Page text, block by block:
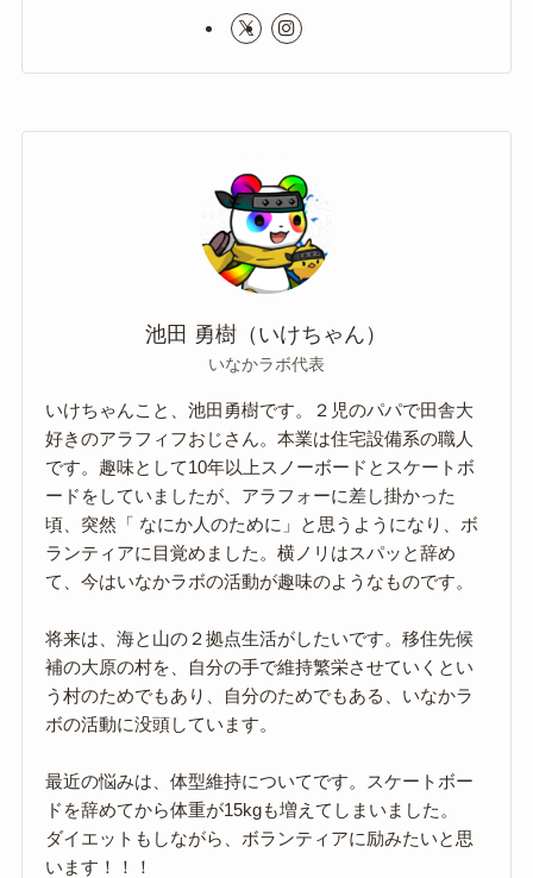
池田 勇樹（いけちゃん）
いなかラボ代表
いけちゃんこと、池田勇樹です。２児のパパで田舎大
好きのアラフィフおじさん。本業は住宅設備系の職人
です。趣味として10年以上スノーボードとスケートボ
ードをしていましたが、アラフォーに差し掛かった
頃、突然「 なにか人のために」と思うようになり、ボ
ランティアに目覚めました。横ノリはスパッと辞め
て、今はいなかラボの活動が趣味のようなものです。
将来は、海と山の２拠点生活がしたいです。移住先候
補の大原の村を、自分の手で維持繁栄させていくとい
う村のためでもあり、自分のためでもある、いなかラ
ボの活動に没頭しています。
最近の悩みは、体型維持についてです。スケートボー
ドを辞めてから体重が15kgも増えてしまいました。
ダイエットもしながら、ボランティアに励みたいと思
います！！！